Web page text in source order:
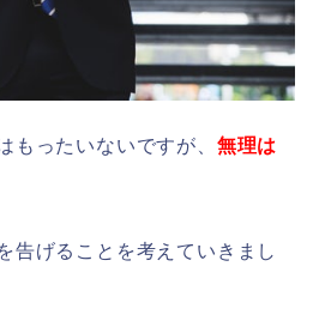
もったいないですが、 無理は
告げることを考えていきまし